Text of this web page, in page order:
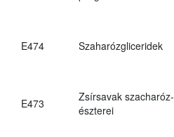
E474 Szaharózgliceridek
E473
Zsírsavak szacharóz-
észterei